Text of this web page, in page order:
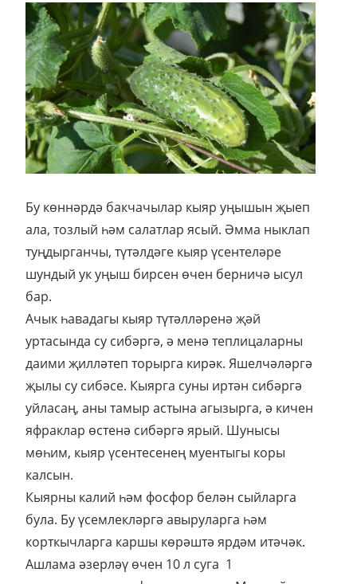
Бу көннәрдә бакчачылар кыяр уңышын җыеп
ала, тозлый һәм салатлар ясый. Әмма ныклап
туңдырганчы, түтәлдәге кыяр үсентеләре
шундый ук уңыш бирсен өчен берничә ысул
бар.
Ачык һавадагы кыяр түтәлләренә җәй
уртасында су сибәргә, ә менә теплицаларны
даими җилләтеп торырга кирәк. Яшелчәләргә
җылы су сибәсе. Кыярга суны иртән сибәргә
уйласаң, аны тамыр астына агызырга, ә кичен
яфраклар өстенә сибәргә ярый. Шунысы
мөһим, кыяр үсентесенең муентыгы коры
калсын.
Кыярны калий һәм фосфор белән сыйларга
була. Бу үсемлекләргә авыруларга һәм
корткычларга каршы көрәштә ярдәм итәчәк.
Ашлама әзерләү өчен 10 л суга 1